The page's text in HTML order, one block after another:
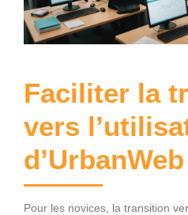
Faciliter la
vers
d’UrbanWeb
Pour les novices, la transition